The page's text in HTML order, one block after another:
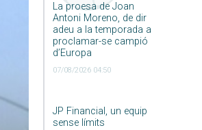
La proesa de Joan
Antoni Moreno, de dir
adeu a la temporada a
proclamar-se campió
d’Europa
07/08/2026 04:50
JP Financial, un equip
sense límits